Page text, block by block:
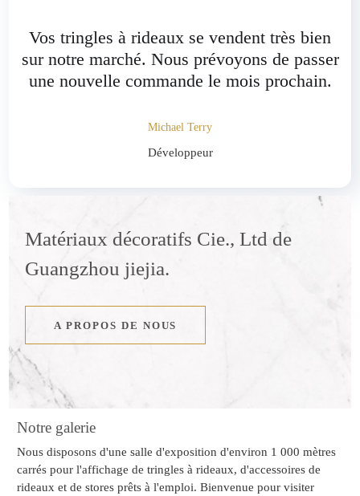
Vos tringles à rideaux se vendent très bien
sur notre marché. Nous prévoyons de passer
une nouvelle commande le mois prochain.
Michael Terry
Développeur
Matériaux décoratifs Cie., Ltd de
Guangzhou jiejia.
A PROPOS DE NOUS
Notre galerie
Nous disposons d'une salle d'exposition d'environ 1 000 mètres
carrés pour l'affichage de tringles à rideaux, d'accessoires de
rideaux et de stores prêts à l'emploi. Bienvenue pour visiter